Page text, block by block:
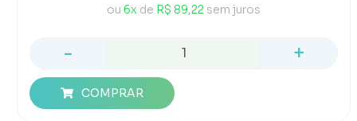
ou 6x de R$ 89,22 sem juros
- +
COMPRAR